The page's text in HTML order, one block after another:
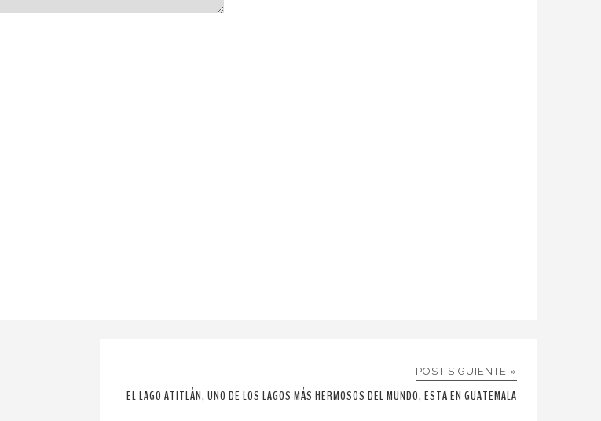
POST SIGUIENTE »
EL LAGO ATITLÁN, UNO DE LOS LAGOS MÁS HERMOSOS DEL MUNDO, ESTÁ EN GUATEMALA